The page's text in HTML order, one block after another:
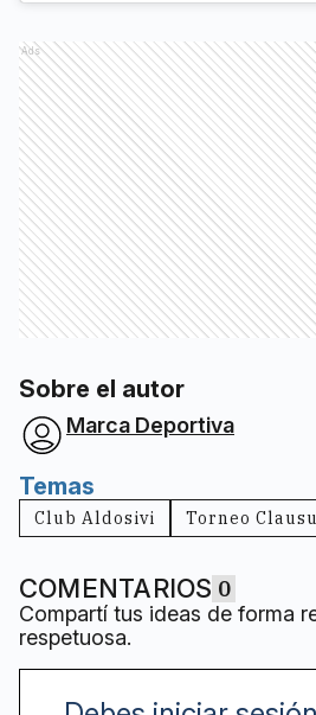
Ads
Sobre el autor
Marca Deportiva
Temas
Club Aldosivi Torneo
COMENTARIOS 0
Compartí tus ideas de forma
respetuosa.